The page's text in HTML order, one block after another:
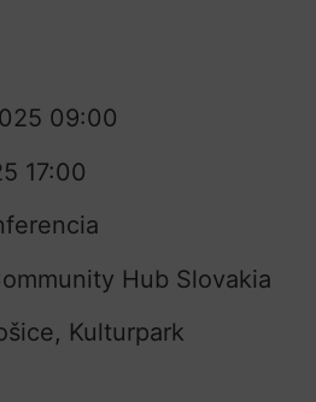
09:00
17:00
Hub Slovakia
Kulturpark